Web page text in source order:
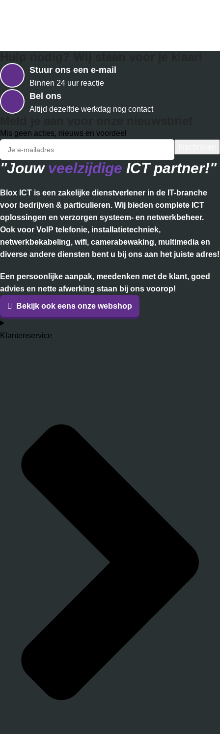
Stuur ons een e-mail
Binnen 24 uur reactie
Bel ons
Altijd dezelfde werkdag nog contact
Mis geen acties, nieuws en voordeel
"Jouw veelzijdige ICT partner!"
Blox ICT is een zakelijke dienstverlener in de IT-branche
voor bedrijven & particulieren. Wij bieden complete ICT
oplossingen en verzorgen systeem- en netwerkbeheer.
Ook voor VoIP telefonie, installatietechniek,
netwerkbekabeling, wifi, camerabewaking, multimedia en
diverse andere diensten bent u bij ons aan het juiste adres!
Een persoonlijke aanpak, meedenken met de klant, goed
advies en nette afwerking staan bij ons voorop!
Bekijk ook eens onze webshop
Klantenservice